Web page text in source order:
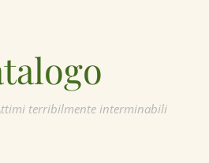
terribilmente interminabili